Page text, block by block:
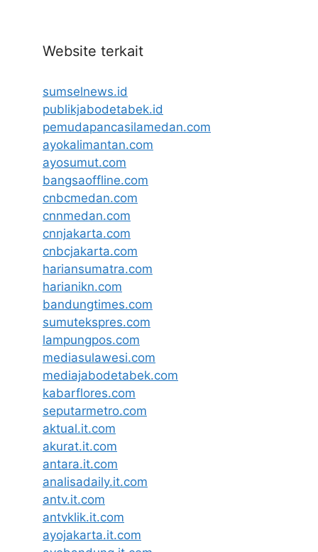
Website terkait
sumselnews.id
publikjabodetabek.id
pemudapancasilamedan.com
ayokalimantan.com
ayosumut.com
bangsaoffline.com
cnbcmedan.com
cnnmedan.com
cnnjakarta.com
cnbcjakarta.com
hariansumatra.com
harianikn.com
bandungtimes.com
sumutekspres.com
lampungpos.com
mediasulawesi.com
mediajabodetabek.com
kabarflores.com
seputarmetro.com
aktual.it.com
akurat.it.com
antara.it.com
analisadaily.it.com
antv.it.com
antvklik.it.com
ayojakarta.it.com